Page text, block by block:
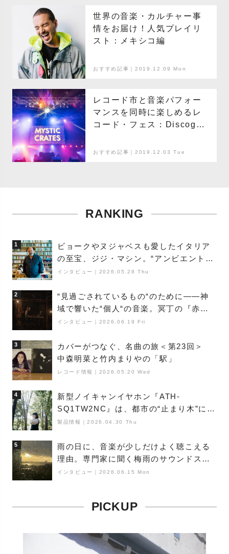
世界の音楽・カルチャー事
情をお届け！人気プレイリ
スト：メキシコ編
おすすめ記事｜2019.12.09 Mon
レコード市と音楽パフォー
マンスを同時に楽しめるレ
コード・フェス：Discogs
おすすめ記事｜2019.12.03 Tue
RANKING
1
ビョークやヌジャベスも愛したイタリア
の至宝、ジジ・マシン。“アンビエントの
巨匠”が明かす創作の原点と、「動き」に
インタビュー 2026.05.28 Thu
2
“見過ごされているもの“のために――神
域で響いた“個人“の音楽。冥丁の『赤城
夜神楽』をレポート
インタビュー 2026.06.19 Fri
3
カバーがつなぐ、名曲の旅＜第23回＞
中森明菜と竹内まりやの「駅」
レコード情報 2026.05.20 Wed
4
新型ノイキャンイヤホン『ATH-
SQ1TW2NC』は、都市の“止まり木”にな
り得るーシンガーソングライター浮
製品情報 ｜2026.04.30 Thu
5
雨の日に、音楽が少しだけよく聴こえる
理由。専門家に聞く梅雨のサウンドス
ケープ
インタビュー 2026.06.15 Mon
PICKUP